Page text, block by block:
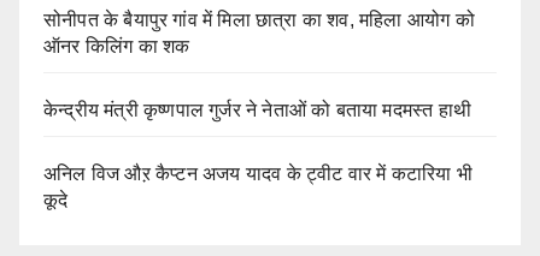
सोनीपत के बैयापुर गांव में मिला छात्रा का शव, महिला आयोग को
ऑनर किलिंग का शक
केन्द्रीय मंत्री कृष्णपाल गुर्जर ने नेताओं को बताया मदमस्त हाथी
अनिल विज औऱ कैप्टन अजय यादव के ट्वीट वार में कटारिया भी
कूदे